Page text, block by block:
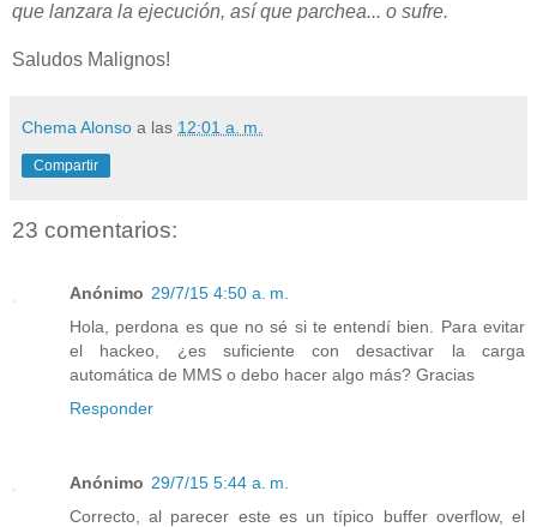
que lanzara la ejecución, así que parchea... o sufre.
Saludos Malignos!
Chema Alonso a las 12:01 a. m.
Compartir
23 comentarios:
Anónimo 29/7/15 4:50 a. m.
Hola, perdona es que no sé si te entendí bien. Para evitar
el hackeo, ¿es suficiente con desactivar la carga
automática de MMS o debo hacer algo más? Gracias
Responder
Anónimo 29/7/15 5:44 a. m.
Correcto, al parecer este es un típico buffer overflow, el